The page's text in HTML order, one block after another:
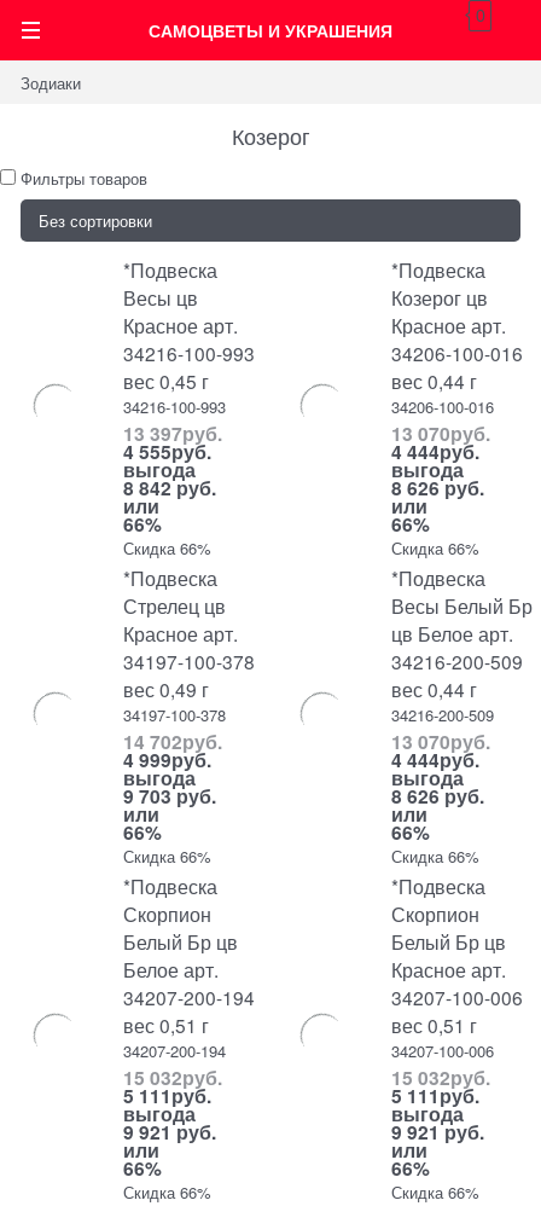
САМОЦВЕТЫ И УКРАШЕНИЯ
0
Зодиаки
Козерог
Фильтры товаров
*Подвеска
Весы цв
Красное арт.
34216-100-993
вес 0,45 г
34216-100-993
13 397руб.
4 555руб.
выгода
8 842 руб.
или
66%
Скидка 66%
*Подвеска
Козерог цв
Красное арт.
34206-100-016
вес 0,44 г
34206-100-016
13 070руб.
4 444руб.
выгода
8 626 руб.
или
66%
Скидка 66%
*Подвеска
Стрелец цв
Красное арт.
34197-100-378
вес 0,49 г
34197-100-378
14 702руб.
4 999руб.
выгода
9 703 руб.
или
66%
Скидка 66%
*Подвеска
Весы Белый Бр
цв Белое арт.
34216-200-509
вес 0,44 г
34216-200-509
13 070руб.
4 444руб.
выгода
8 626 руб.
или
66%
Скидка 66%
*Подвеска
Скорпион
Белый Бр цв
Белое арт.
34207-200-194
вес 0,51 г
34207-200-194
15 032руб.
5 111руб.
выгода
9 921 руб.
или
66%
Скидка 66%
*Подвеска
Скорпион
Белый Бр цв
Красное арт.
34207-100-006
вес 0,51 г
34207-100-006
15 032руб.
5 111руб.
выгода
9 921 руб.
или
66%
Скидка 66%